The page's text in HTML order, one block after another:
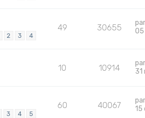
2 3 4
49 30655
05
10 10914 par
31
3 4 5
60 40067 par
15